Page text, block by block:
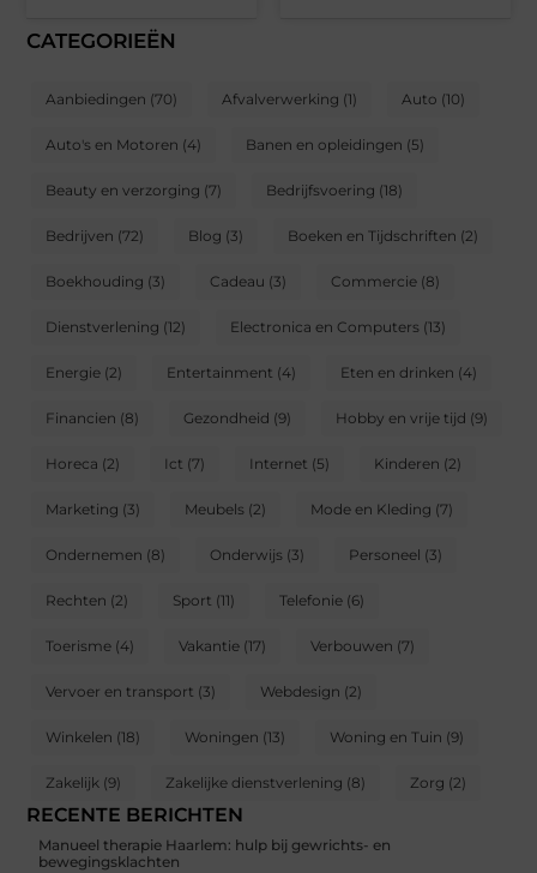
CATEGORIEËN
Aanbiedingen (70) Afvalverwerking (1) Auto (10)
Auto's en Motoren (4) Banen en opleidingen (5)
Beauty en verzorging (7) Bedrijfsvoering (18)
Bedrijven (72) Blog (3) Boeken en Tijdschriften (2)
Boekhouding (3) Cadeau (3) Commercie (8)
Dienstverlening (12) Electronica en Computers (13)
Energie (2) Entertainment (4) Eten en drinken (4)
Financien (8) Gezondheid (9) Hobby en vrije tijd (9)
Horeca (2) Ict (7) Internet (5) Kinderen (2)
Marketing (3) Meubels (2) Mode en Kleding (7)
Ondernemen (8) Onderwijs (3) Personeel (3)
Rechten (2) Sport (11) Telefonie (6)
Toerisme (4) Vakantie (17) Verbouwen (7)
Vervoer en transport (3) Webdesign (2)
Winkelen (18) Woningen (13) Woning en Tuin (9)
Zakelijk (9) Zakelijke dienstverlening (8) Zorg (2)
RECENTE BERICHTEN
Manueel therapie Haarlem: hulp bij gewrichts- en
bewegingsklachten